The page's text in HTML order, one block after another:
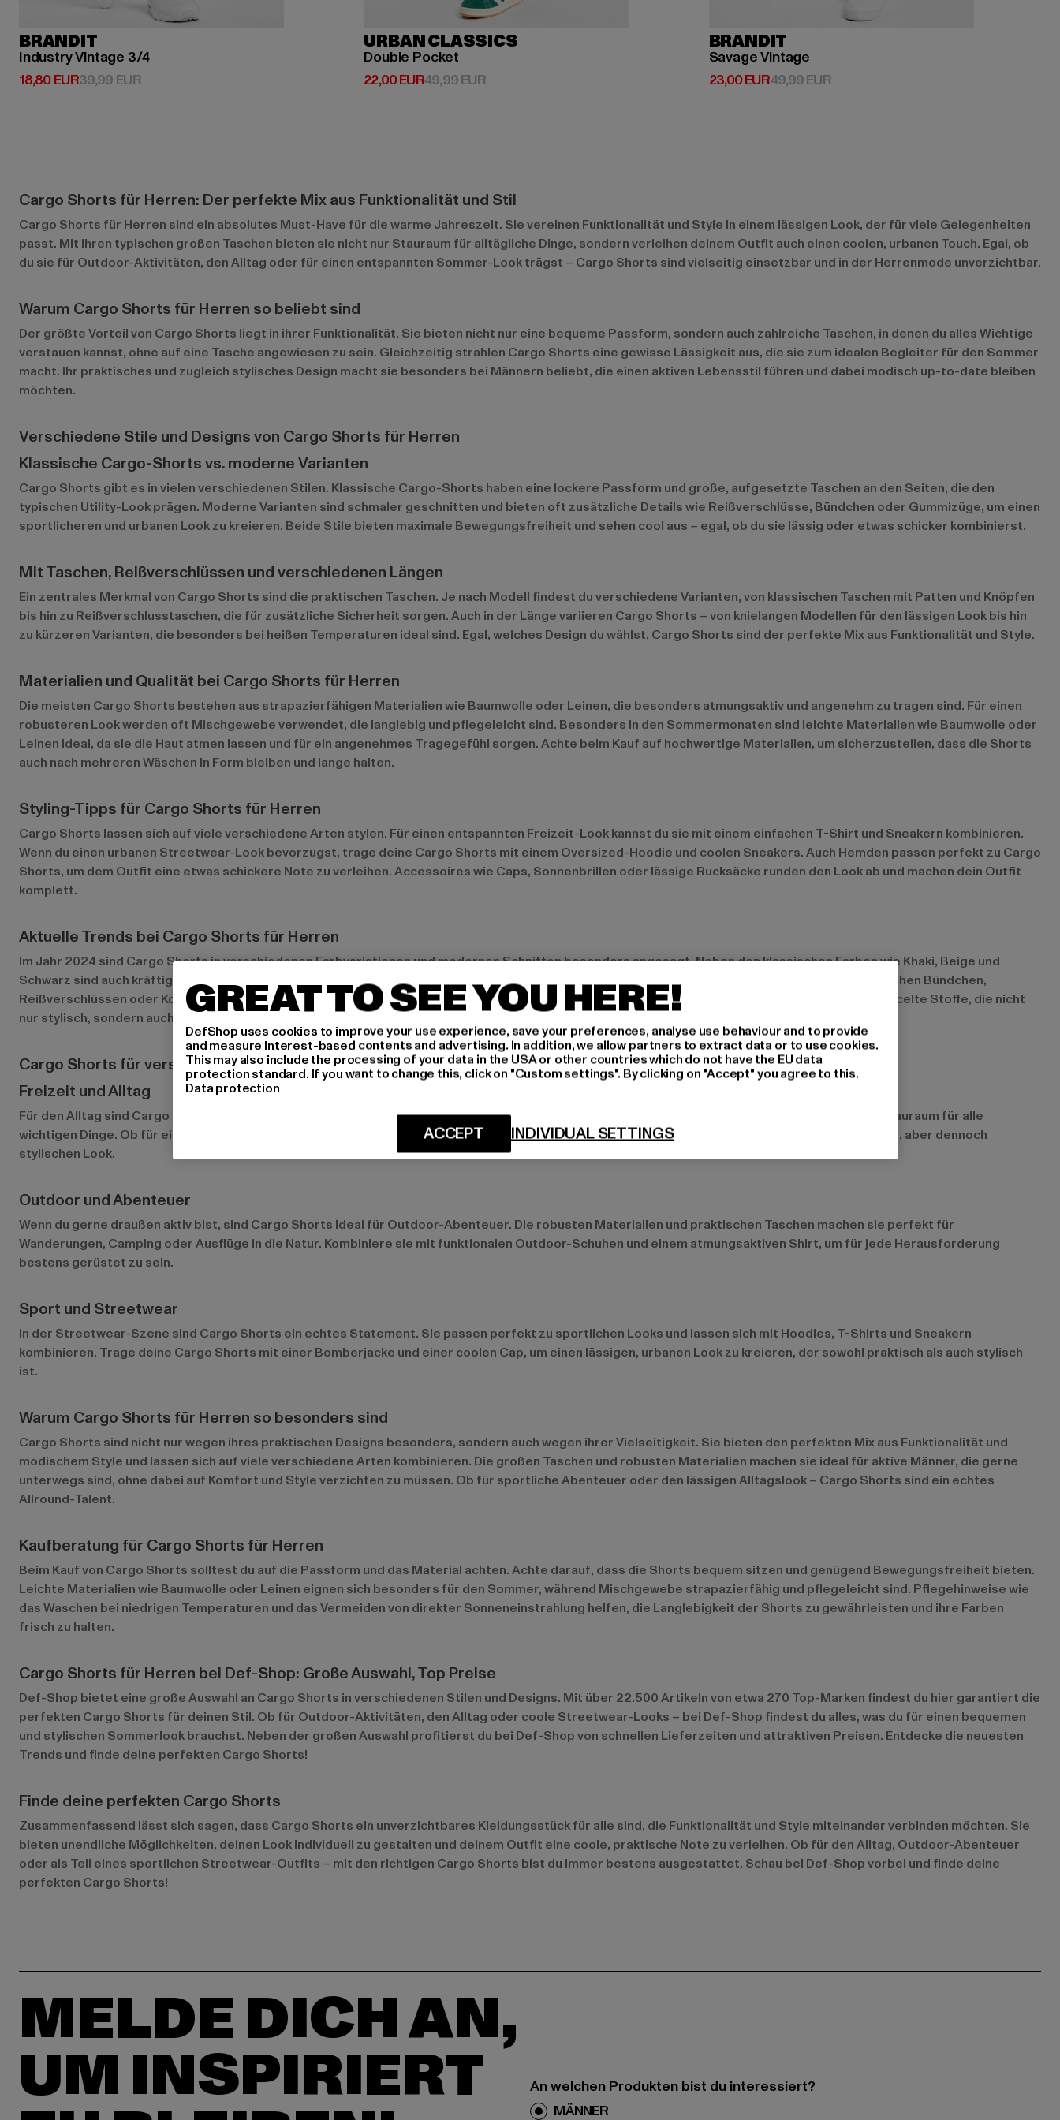
BRANDIT
Industry Vintage 3/4
18,80 EUR
Derzeitiger Preis: 18,80 EUR
39,99 EURAktionspreis: 39,99 EUR
URBAN CLASSICS
Double Pocket
22,00 EUR
Derzeitiger Preis: 22,00 EUR
49,99 EURAktionspreis: 49,99 EUR
BRANDIT
Savage Vintage
23,00 EUR
Derzeitiger Preis: 23,00 EUR
49,99 EURAktionspreis: 49,99 EUR
Cargo Shorts für Herren: Der perfekte Mix aus Funktionalität und Stil
Cargo Shorts für Herren sind ein absolutes Must-Have für die warme Jahreszeit. Sie vereinen Funktionalität und Style in einem lässigen Look, der für viele Gelegenheiten
passt. Mit ihren typischen großen Taschen bieten sie nicht nur Stauraum für alltägliche Dinge, sondern verleihen deinem Outfit auch einen coolen, urbanen Touch. Egal, ob
du sie für Outdoor-Aktivitäten, den Alltag oder für einen entspannten Sommer-Look trägst – Cargo Shorts sind vielseitig einsetzbar und in der Herrenmode unverzichtbar.
Warum Cargo Shorts für Herren so beliebt sind
Der größte Vorteil von Cargo Shorts liegt in ihrer Funktionalität. Sie bieten nicht nur eine bequeme Passform, sondern auch zahlreiche Taschen, in denen du alles Wichtige
verstauen kannst, ohne auf eine Tasche angewiesen zu sein. Gleichzeitig strahlen Cargo Shorts eine gewisse Lässigkeit aus, die sie zum idealen Begleiter für den Sommer
macht. Ihr praktisches und zugleich stylisches Design macht sie besonders bei Männern beliebt, die einen aktiven Lebensstil führen und dabei modisch up-to-date bleiben
möchten.
Verschiedene Stile und Designs von Cargo Shorts für Herren
Klassische Cargo-Shorts vs. moderne Varianten
Cargo Shorts gibt es in vielen verschiedenen Stilen. Klassische Cargo-Shorts haben eine lockere Passform und große, aufgesetzte Taschen an den Seiten, die den
typischen Utility-Look prägen. Moderne Varianten sind schmaler geschnitten und bieten oft zusätzliche Details wie Reißverschlüsse, Bündchen oder Gummizüge, um einen
sportlicheren und urbanen Look zu kreieren. Beide Stile bieten maximale Bewegungsfreiheit und sehen cool aus – egal, ob du sie lässig oder etwas schicker kombinierst.
Mit Taschen, Reißverschlüssen und verschiedenen Längen
Ein zentrales Merkmal von Cargo Shorts sind die praktischen Taschen. Je nach Modell findest du verschiedene Varianten, von klassischen Taschen mit Patten und Knöpfen
bis hin zu Reißverschlusstaschen, die für zusätzliche Sicherheit sorgen. Auch in der Länge variieren Cargo Shorts – von knielangen Modellen für den lässigen Look bis hin
zu kürzeren Varianten, die besonders bei heißen Temperaturen ideal sind. Egal, welches Design du wählst, Cargo Shorts sind der perfekte Mix aus Funktionalität und Style.
Materialien und Qualität bei Cargo Shorts für Herren
Die meisten Cargo Shorts bestehen aus strapazierfähigen Materialien wie Baumwolle oder Leinen, die besonders atmungsaktiv und angenehm zu tragen sind. Für einen
robusteren Look werden oft Mischgewebe verwendet, die langlebig und pflegeleicht sind. Besonders in den Sommermonaten sind leichte Materialien wie Baumwolle oder
Leinen ideal, da sie die Haut atmen lassen und für ein angenehmes Tragegefühl sorgen. Achte beim Kauf auf hochwertige Materialien, um sicherzustellen, dass die Shorts
auch nach mehreren Wäschen in Form bleiben und lange halten.
Styling-Tipps für Cargo Shorts für Herren
Cargo Shorts lassen sich auf viele verschiedene Arten stylen. Für einen entspannten Freizeit-Look kannst du sie mit einem einfachen T-Shirt und Sneakern kombinieren.
Wenn du einen urbanen Streetwear-Look bevorzugst, trage deine Cargo Shorts mit einem Oversized-Hoodie und coolen Sneakers. Auch Hemden passen perfekt zu Cargo
Shorts, um dem Outfit eine etwas schickere Note zu verleihen. Accessoires wie Caps, Sonnenbrillen oder lässige Rucksäcke runden den Look ab und machen dein Outfit
komplett.
Aktuelle Trends bei Cargo Shorts für Herren
Im Jahr 2024 sind Cargo Shorts in verschiedenen Farbvariationen und modernen Schnitten besonders angesagt. Neben den klassischen Farben wie Khaki, Beige und
Schwarz sind auch kräftigere Farben wie Navy oder Olivgrün sehr gefragt. Besonders beliebt sind Cargo Shorts mit sportlichen Details wie elastischen Bündchen,
Reißverschlüssen oder Kordelzügen. Auch Nachhaltigkeit spielt eine große Rolle – viele Marken setzen auf umweltfreundliche Materialien und recycelte Stoffe, die nicht
nur stylisch, sondern auch umweltbewusst sind.
Cargo Shorts für verschiedene Anlässe
Freizeit und Alltag
Für den Alltag sind Cargo Shorts der perfekte Begleiter. Sie lassen sich leicht mit T-Shirts, Poloshirts oder Hemden kombinieren und bieten viel Stauraum für alle
wichtigen Dinge. Ob für einen Stadtbummel, den Grillabend oder einen entspannten Tag am Strand – Cargo Shorts sorgen immer für einen lässigen, aber dennoch
stylischen Look.
Outdoor und Abenteuer
Wenn du gerne draußen aktiv bist, sind Cargo Shorts ideal für Outdoor-Abenteuer. Die robusten Materialien und praktischen Taschen machen sie perfekt für
Wanderungen, Camping oder Ausflüge in die Natur. Kombiniere sie mit funktionalen Outdoor-Schuhen und einem atmungsaktiven Shirt, um für jede Herausforderung
bestens gerüstet zu sein.
Sport und Streetwear
In der Streetwear-Szene sind Cargo Shorts ein echtes Statement. Sie passen perfekt zu sportlichen Looks und lassen sich mit Hoodies, T-Shirts und Sneakern
kombinieren. Trage deine Cargo Shorts mit einer Bomberjacke und einer coolen Cap, um einen lässigen, urbanen Look zu kreieren, der sowohl praktisch als auch stylisch
ist.
Warum Cargo Shorts für Herren so besonders sind
Cargo Shorts sind nicht nur wegen ihres praktischen Designs besonders, sondern auch wegen ihrer Vielseitigkeit. Sie bieten den perfekten Mix aus Funktionalität und
modischem Style und lassen sich auf viele verschiedene Arten kombinieren. Die großen Taschen und robusten Materialien machen sie ideal für aktive Männer, die gerne
unterwegs sind, ohne dabei auf Komfort und Style verzichten zu müssen. Ob für sportliche Abenteuer oder den lässigen Alltagslook – Cargo Shorts sind ein echtes
Allround-Talent.
Kaufberatung für Cargo Shorts für Herren
Beim Kauf von Cargo Shorts solltest du auf die Passform und das Material achten. Achte darauf, dass die Shorts bequem sitzen und genügend Bewegungsfreiheit bieten.
Leichte Materialien wie Baumwolle oder Leinen eignen sich besonders für den Sommer, während Mischgewebe strapazierfähig und pflegeleicht sind. Pflegehinweise wie
das Waschen bei niedrigen Temperaturen und das Vermeiden von direkter Sonneneinstrahlung helfen, die Langlebigkeit der Shorts zu gewährleisten und ihre Farben
frisch zu halten.
Cargo Shorts für Herren bei Def-Shop: Große Auswahl, Top Preise
Def-Shop bietet eine große Auswahl an Cargo Shorts in verschiedenen Stilen und Designs. Mit über 22.500 Artikeln von etwa 270 Top-Marken findest du hier garantiert die
perfekten Cargo Shorts für deinen Stil. Ob für Outdoor-Aktivitäten, den Alltag oder coole Streetwear-Looks – bei Def-Shop findest du alles, was du für einen bequemen
und stylischen Sommerlook brauchst. Neben der großen Auswahl profitierst du bei Def-Shop von schnellen Lieferzeiten und attraktiven Preisen. Entdecke die neuesten
Trends und finde deine perfekten Cargo Shorts!
Finde deine perfekten Cargo Shorts
Zusammenfassend lässt sich sagen, dass Cargo Shorts ein unverzichtbares Kleidungsstück für alle sind, die Funktionalität und Style miteinander verbinden möchten. Sie
bieten unendliche Möglichkeiten, deinen Look individuell zu gestalten und deinem Outfit eine coole, praktische Note zu verleihen. Ob für den Alltag, Outdoor-Abenteuer
oder als Teil eines sportlichen Streetwear-Outfits – mit den richtigen Cargo Shorts bist du immer bestens ausgestattet. Schau bei Def-Shop vorbei und finde deine
perfekten Cargo Shorts!
MELDE DICH AN,
UM INSPIRIERT
An welchen Produkten bist du interessiert?
MÄNNER
GREAT TO SEE YOU HERE!
DefShop uses cookies to improve your use experience, save your preferences, analyse use behaviour and to provide
and measure interest-based contents and advertising. In addition, we allow partners to extract data or to use cookies.
This may also include the processing of your data in the USA or other countries which do not have the EU data
protection standard. If you want to change this, click on "Custom settings". By clicking on "Accept" you agree to this.
Data protection
INDIVIDUAL SETTINGS
ACCEPT